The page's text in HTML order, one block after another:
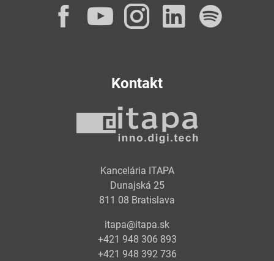
Facebook
YouTube
Instagram
Kontakt
Kancelária ITAPA
Dunajská 25
811 08 Bratislava
itapa@itapa.sk
+421 948 306 893
+421 948 392 736